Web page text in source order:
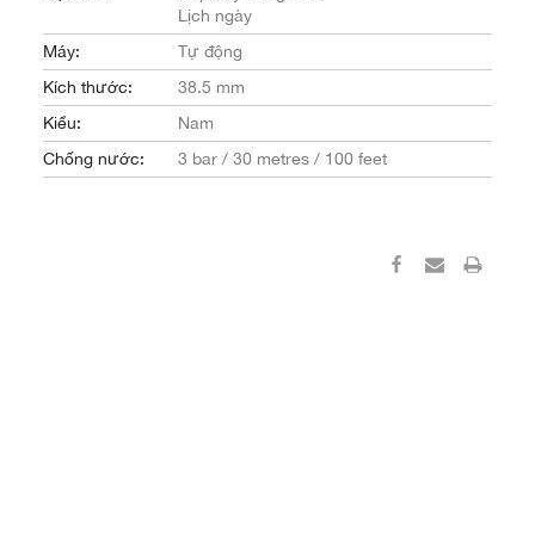
Lịch ngày
Máy:
Tự động
Kích thước:
38.5 mm
Kiểu:
Nam
Chống nước:
3 bar / 30 metres / 100 feet